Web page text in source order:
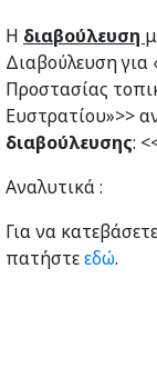
H διαβούλευση
Διαβούλευση για
Προστασίας
Ευστρατίου»>>
διαβούλευσης:
Αναλυτικά :
Για να
πατήστεεδώ.